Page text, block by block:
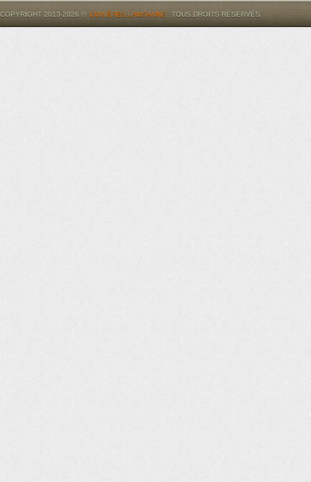
COPYRIGHT 2013-2026 © LUMIÈRES.LAUSANNE . TOUS DROITS RÉSERVÉS.